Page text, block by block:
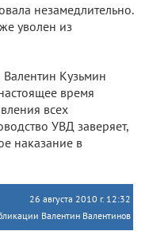
незамедлительно.
уволен из
Кузьмин
время
всех
УВД заверяет,
наказание в
26 августа 2010 г. 12:32
Валентин Валентинов